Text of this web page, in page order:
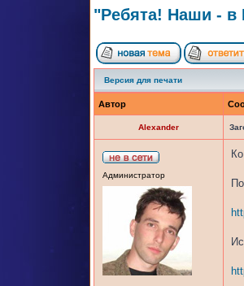
"Ребята! Наши - в
Версия для печати
Автор
Alexander
Администратор